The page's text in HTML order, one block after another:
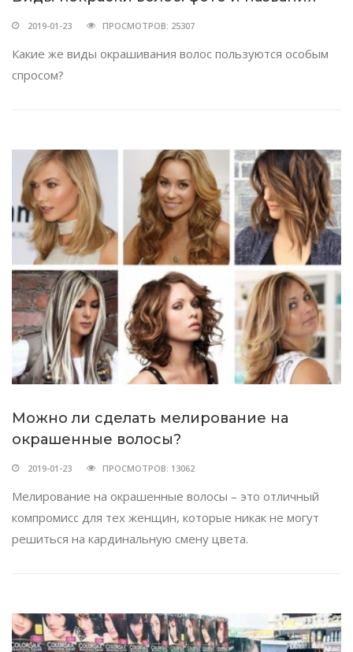
2019-01-23 ПРОСМОТРОВ: 25307
Какие же виды окрашивания волос пользуются особым
спросом?
Можно ли сделать мелирование на
окрашенные волосы?
2019-01-23 ПРОСМОТРОВ: 13062
Мелирование на окрашенные волосы – это отличный
компромисс для тех женщин, которые никак не могут
решиться на кардинальную смену цвета.